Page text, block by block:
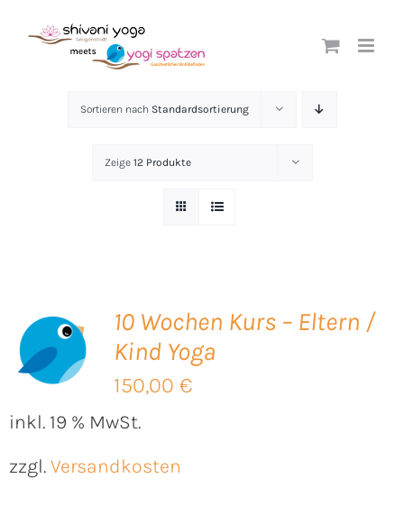
Sortieren nach Standardsortierung
Zeige 12 Produkte
10 Wochen Kurs – Eltern /
Kind Yoga
150,00 €
inkl. 19 % MwSt.
zzgl. Versandkosten